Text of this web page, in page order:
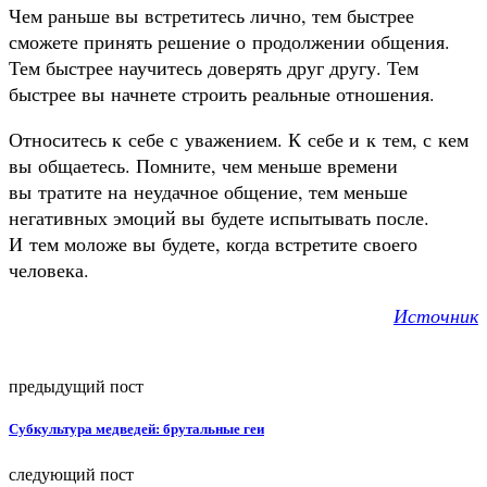
Чем раньше вы встретитесь лично, тем быстрее
сможете принять решение о продолжении общения.
Тем быстрее научитесь доверять друг другу. Тем
быстрее вы начнете строить реальные отношения.
Относитесь к себе с уважением. К себе и к тем, с кем
вы общаетесь. Помните, чем меньше времени
вы тратите на неудачное общение, тем меньше
негативных эмоций вы будете испытывать после.
И тем моложе вы будете, когда встретите своего
человека.
Источник
предыдущий пост
Субкультура медведей: брутальные геи
следующий пост